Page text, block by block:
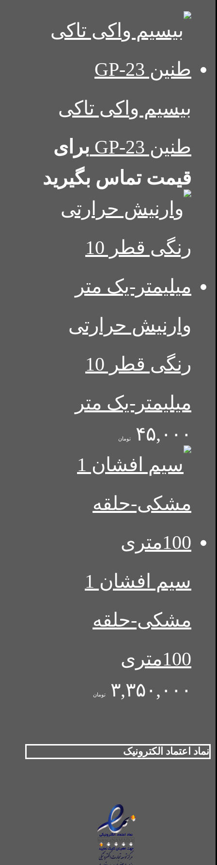
بیسیم واکی تاکی
طنین GP-23
برای
قیمت تماس بگیرید
وارنیش حرارتی
رنگی قطر 10
میلیمتر-یک متر
۴۵,۰۰۰
تومان
سیم افشان 1
مشکی-حلقه
100متری
۳,۳۵۰,۰۰۰
تومان
نماد اعتماد الکترونیک